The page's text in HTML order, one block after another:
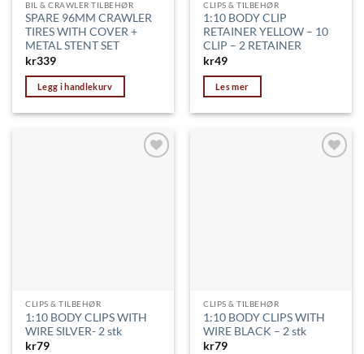
BIL & CRAWLER TILBEHØR
SPARE 96MM CRAWLER
TIRES WITH COVER +
METAL STENT SET
kr339
Legg i handlekurv
CLIPS & TILBEHØR
1:10 BODY CLIP
RETAINER YELLOW – 10
CLIP – 2 RETAINER
kr49
Les mer
CLIPS & TILBEHØR
1:10 BODY CLIPS WITH
WIRE SILVER- 2 stk
kr79
CLIPS & TILBEHØR
1:10 BODY CLIPS WITH
WIRE BLACK – 2 stk
kr79